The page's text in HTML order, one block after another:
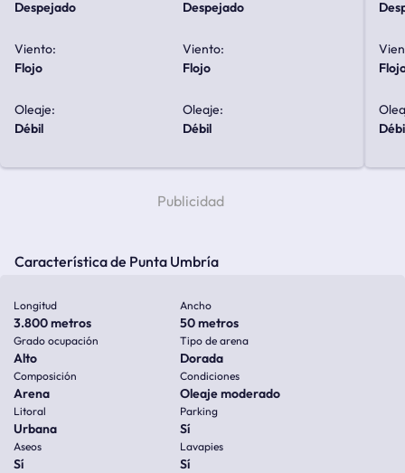
despejado
Viento:
flojo
Oleaje:
débil
despejado
Viento:
flojo
Oleaje:
débil
Característica de Punta Umbría
Longitud
3.800 metros
Ancho
50 metros
Grado ocupación
Alto
Tipo de arena
Dorada
Composición
Arena
Condiciones
Oleaje moderado
Litoral
Urbana
Parking
Sí
Aseos
Sí
Lavapies
Sí